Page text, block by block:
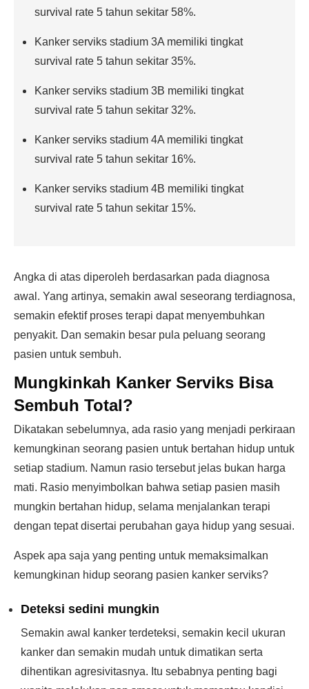
survival rate 5 tahun sekitar 58%.
Kanker serviks stadium 3A memiliki tingkat
survival rate 5 tahun sekitar 35%.
Kanker serviks stadium 3B memiliki tingkat
survival rate 5 tahun sekitar 32%.
Kanker serviks stadium 4A memiliki tingkat
survival rate 5 tahun sekitar 16%.
Kanker serviks stadium 4B memiliki tingkat
survival rate 5 tahun sekitar 15%.
Angka di atas diperoleh berdasarkan pada diagnosa
awal. Yang artinya, semakin awal seseorang terdiagnosa,
semakin efektif proses terapi dapat menyembuhkan
penyakit. Dan semakin besar pula peluang seorang
pasien untuk sembuh.
Mungkinkah Kanker Serviks Bisa
Sembuh Total?
Dikatakan sebelumnya, ada rasio yang menjadi perkiraan
kemungkinan seorang pasien untuk bertahan hidup untuk
setiap stadium. Namun rasio tersebut jelas bukan harga
mati. Rasio menyimbolkan bahwa setiap pasien masih
mungkin bertahan hidup, selama menjalankan terapi
dengan tepat disertai perubahan gaya hidup yang sesuai.
Aspek apa saja yang penting untuk memaksimalkan
kemungkinan hidup seorang pasien kanker serviks?
Deteksi sedini mungkin
Semakin awal kanker terdeteksi, semakin kecil ukuran
kanker dan semakin mudah untuk dimatikan serta
dihentikan agresivitasnya. Itu sebabnya penting bagi